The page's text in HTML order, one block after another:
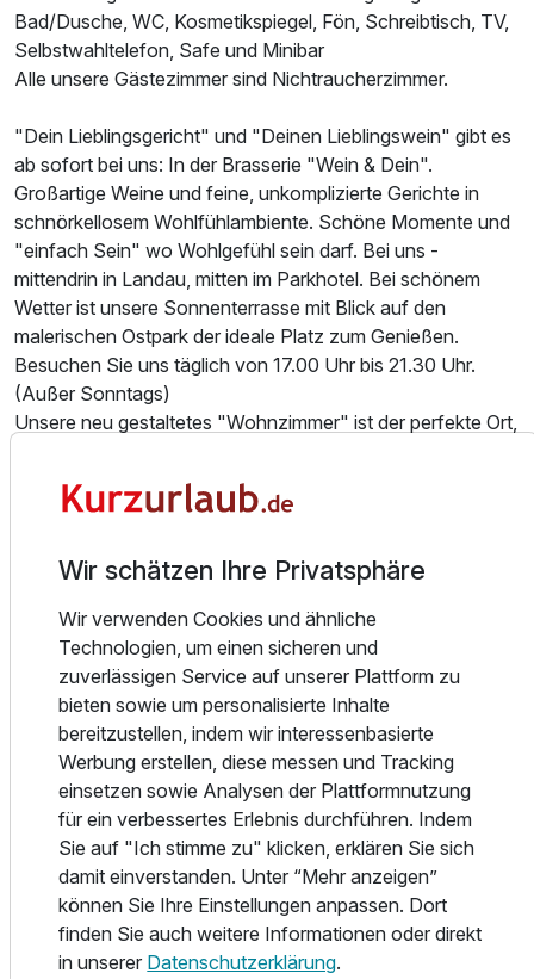
Doppelzimmer zur Einzelnutzung
Ausstattung
Für 4 Tage p.P. ab625,00 €
Bad/Dusche, WC, Kosmetikspiegel, Fön, Schreibtisch, TV,
Selbstwahltelefon, Safe und Minibar
Alle unsere Gästezimmer sind Nichtraucherzimmer.
"Dein Lieblingsgericht" und "Deinen Lieblingswein" gibt es
ab sofort bei uns: In der Brasserie "Wein & Dein".
Großartige Weine und feine, unkomplizierte Gerichte in
schnörkellosem Wohlfühlambiente. Schöne Momente und
"einfach Sein" wo Wohlgefühl sein darf. Bei uns -
mittendrin in Landau, mitten im Parkhotel. Bei schönem
Wetter ist unsere Sonnenterrasse mit Blick auf den
malerischen Ostpark der ideale Platz zum Genießen.
Besuchen Sie uns täglich von 17.00 Uhr bis 21.30 Uhr.
(Außer Sonntags)
Unsere neu gestaltetes "Wohnzimmer" ist der perfekte Ort,
entspannter Geselligkeit ausklingen lassen möchten. Als
Weinregion haben wir selbstverständlich hier einen
Weine an. Hinzu kommen Gin, alkoholfreie Getränke und
Unser Schwimmbad & Saunabereich im Herzen unseres
Hauses lädt Hotelgäste zum Entspannen und Erholen ein.
Der Schwimmbad- und Saunabereich mit modernsten
ökologischen Saunen der Firma Klafs (Finnische Sauna
und Bio-Sauna), mit "GREEN-SAUNA-PAKET", Bio-
Sauna hat ein Farbwechsellicht, was zusätzlich zu einer
optimalen Entspannung und zum Wohlbefinden beiträgt.
Radfahren, schwimmen, saunieren, bewegen, entspannen
oder einfach nur wohlfühlen – wonach immer Dir der Sinn
steht, im Parkhotel Landau bist Du richtig. Tauche ein in
unser Wohlfühl-Angebot und runde Deinen Aufenthalt bei
uns mit Deinen Lieblingsaktivitäten ab.
Wir schätzen Ihre Privatsphäre
Wir verwenden Cookies und ähnliche
Technologien, um einen sicheren und
zuverlässigen Service auf unserer Plattform zu
bieten sowie um personalisierte Inhalte
bereitzustellen, indem wir interessenbasierte
Werbung erstellen, diese messen und Tracking
einsetzen sowie Analysen der Plattformnutzung
für ein verbessertes Erlebnis durchführen. Indem
Sie auf "Ich stimme zu" klicken, erklären Sie sich
damit einverstanden. Unter “Mehr anzeigen”
können Sie Ihre Einstellungen anpassen. Dort
finden Sie auch weitere Informationen oder direkt
in unserer Datenschutzerklärung.